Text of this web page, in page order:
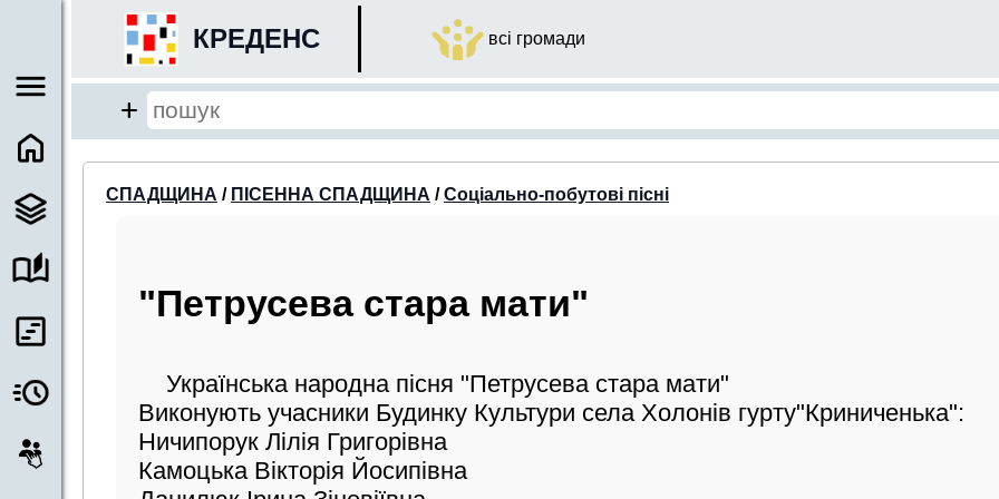
КРЕДЕНС всі громади
Add
close
Події/Анонси
Бібліотека
Період:
від до
СПАДЩИНА / ПІСЕННА СПАДЩИНА /Соціально-побутові пісні
"Петрусева стара мати"
Українська народна пісня "Петрусева стара мати"
Виконують учасники Будинку Культури села Холонів гурту"Криниченька":
Ничипорук Лілія Григорівна
Камоцька Вікторія Йосипівна